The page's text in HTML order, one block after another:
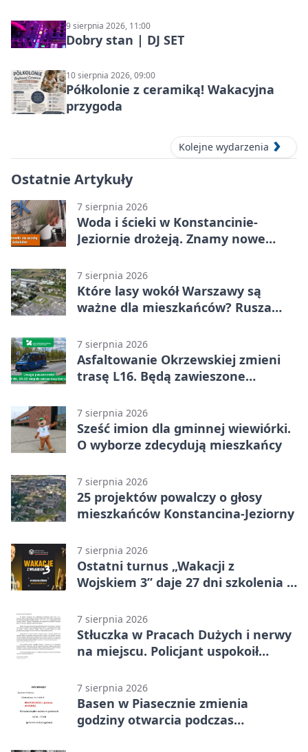
9 sierpnia 2026, 11:00
Dobry stan | DJ SET
10 sierpnia 2026, 09:00
Półkolonie z ceramiką! Wakacyjna
przygoda
Kolejne wydarzenia
Ostatnie Artykuły
7 sierpnia 2026
Woda i ścieki w Konstancinie-
Jeziornie drożeją. Znamy nowe
7 sierpnia 2026
Które lasy wokół Warszawy są
ważne dla mieszkańców? Rusza
7 sierpnia 2026
Asfaltowanie Okrzewskiej zmieni
trasę L16. Będą zawieszone
7 sierpnia 2026
Sześć imion dla gminnej wiewiórki.
O wyborze zdecydują mieszkańcy
7 sierpnia 2026
25 projektów powalczy o głosy
mieszkańców Konstancina-Jeziorny
7 sierpnia 2026
Ostatni turnus „Wakacji z
Wojskiem 3” daje 27 dni szkolenia i
7 sierpnia 2026
Stłuczka w Pracach Dużych i nerwy
na miejscu. Policjant uspokoił
7 sierpnia 2026
Basen w Piasecznie zmienia
godziny otwarcia podczas